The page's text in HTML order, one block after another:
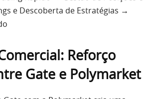
e Descoberta de Estratégias →
Reforço
Gate e Polymarket